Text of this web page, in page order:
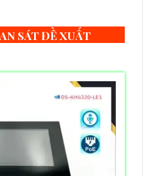
SÁT ĐỀ XUẤT